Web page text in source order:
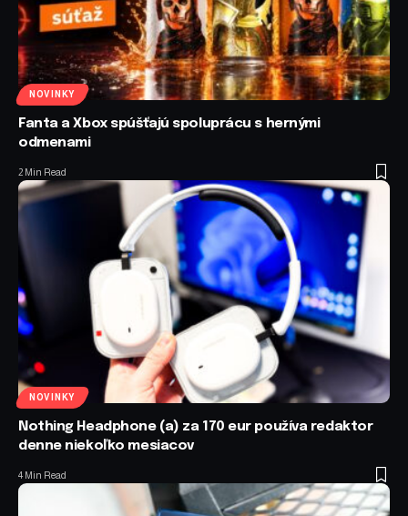
NOVINKY
Fanta a Xbox spúšťajú spoluprácu s hernými
odmenami
2 Min Read
NOVINKY
Nothing Headphone (a) za 170 eur používa redaktor
denne niekoľko mesiacov
4 Min Read